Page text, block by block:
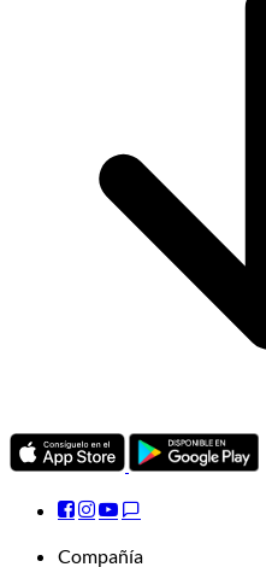
Compañía